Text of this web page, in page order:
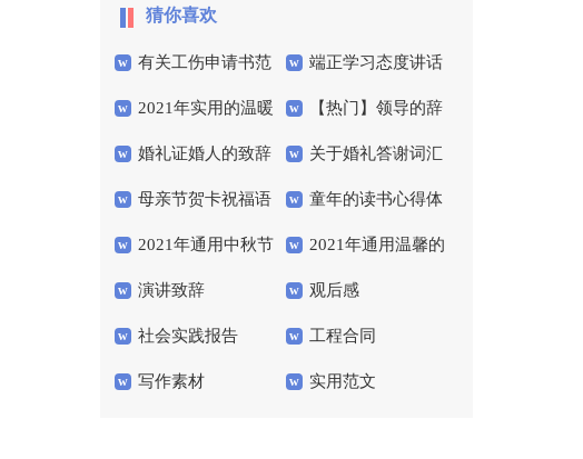
猜你喜欢
有关工伤申请书范
文六篇
端正学习态度讲话
稿
2021年实用的温暖
的晚安心语微信71句
【热门】领导的辞
职报告4篇
婚礼证婚人的致辞
范文（通用7篇）
关于婚礼答谢词汇
编五篇
母亲节贺卡祝福语 童年的读书心得体
会
2021年通用中秋节
祝贺词汇总54条
2021年通用温馨的
晚安心语语录40句
演讲致辞 观后感
社会实践报告 工程合同
写作素材 实用范文